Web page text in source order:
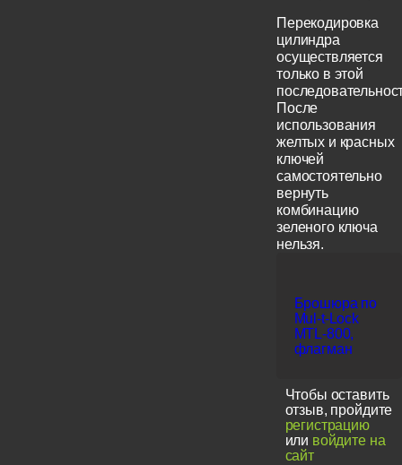
Перекодировка
цилиндра
осуществляется
только в этой
После
использования
желтых и красных
ключей
самостоятельно
вернуть
комбинацию
зеленого ключа
нельзя.
Брошюра по
Mul-t-Lock
MTL-800,
флагман
Чтобы оставить
отзыв, пройдите
регистрацию
или войдите на
сайт